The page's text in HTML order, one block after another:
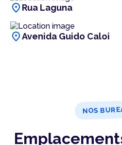
location_on Rua Laguna
location_onAvenida Guido Caloi
NOS